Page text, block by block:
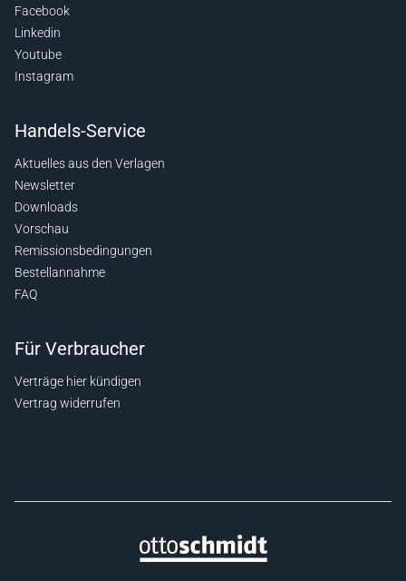
Facebook
Linkedin
Youtube
Instagram
Handels-Service
Aktuelles aus den Verlagen
Newsletter
Downloads
Vorschau
Remissionsbedingungen
Bestellannahme
FAQ
Für Verbraucher
Verträge hier kündigen
Vertrag widerrufen